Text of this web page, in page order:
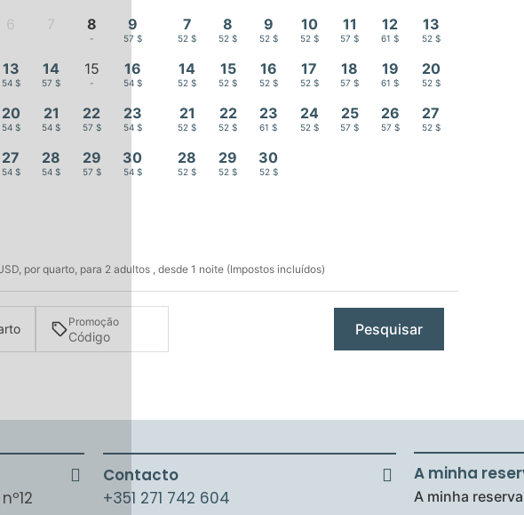
6 7 8
-
9
57 $
13
54 $
14
57 $
15
-
16
54 $
20
54 $
21
54 $
22
57 $
23
54 $
27
54 $
28
54 $
29
57 $
30
54 $
7
52 $
8
52 $
9
52 $
10
52 $
11
57 $
12
61 $
13
52 $
14
52 $
15
52 $
16
52 $
17
52 $
18
57 $
19
61 $
20
52 $
21
52 $
22
52 $
23
61 $
24
52 $
25
57 $
26
57 $
27
52 $
28
52 $
29
52 $
30
52 $
por quarto, para 2 adultos , desde 1 noite (Impostos incluídos)
Promoção Pesquisar
Contacto
+351 271 742 604
A minha
A minha reserva